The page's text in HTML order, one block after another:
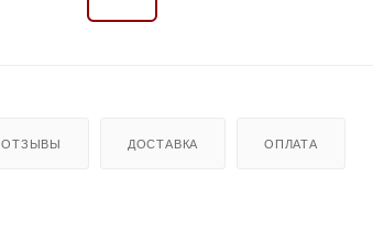
ОТЗЫВЫ ДОСТАВКА ОПЛАТА